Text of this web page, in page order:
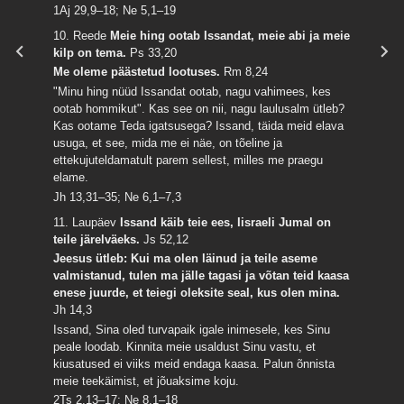
1Aj 29,9–18; Ne 5,1–19
10. ReedeMeie hing ootab Issandat, meie abi ja meie
kilp on tema. Ps 33,20
Me oleme päästetud lootuses. Rm 8,24
"Minu hing nüüd Issandat ootab, nagu vahimees, kes
ootab hommikut". Kas see on nii, nagu laulusalm ütleb?
Kas ootame Teda igatsusega? Issand, täida meid elava
usuga, et see, mida me ei näe, on tõeline ja
ettekujuteldamatult parem sellest, milles me praegu
elame.
Jh 13,31–35; Ne 6,1–7,3
11. LaupäevIssand käib teie ees, Iisraeli Jumal on
teile järelväeks.Js 52,12
Jeesus ütleb: Kui ma olen läinud ja teile aseme
valmistanud, tulen ma jälle tagasi ja võtan teid kaasa
enese juurde, et teiegi oleksite seal, kus olen mina.
Jh 14,3
Issand, Sina oled turvapaik igale inimesele, kes Sinu
peale loodab. Kinnita meie usaldust Sinu vastu, et
kiusatused ei viiks meid endaga kaasa. Palun õnnista
meie teekäimist, et jõuaksime koju.
2Ts 2,13–17; Ne 8,1–18